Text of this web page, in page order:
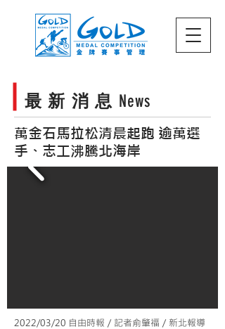
最 新 消 息 News
萬金石馬拉松清晨起跑 逾萬選
手、志工沸騰北海岸
2022/03/20 自由時報／記者俞肇福／新北報導